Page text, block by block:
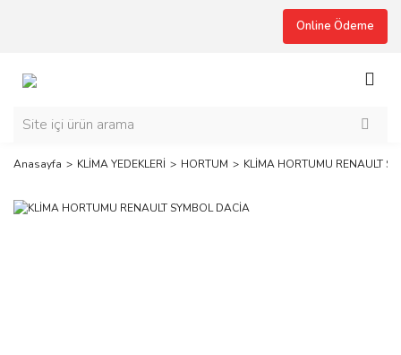
Online Ödeme
Anasayfa KLİMA YEDEKLERİ HORTUM KLİMA HORTUMU RENAULT